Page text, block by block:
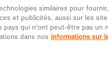
similaires pour
et publicités, aussi sur les
qui n'ont peut-être pas un
dans nos informations sur